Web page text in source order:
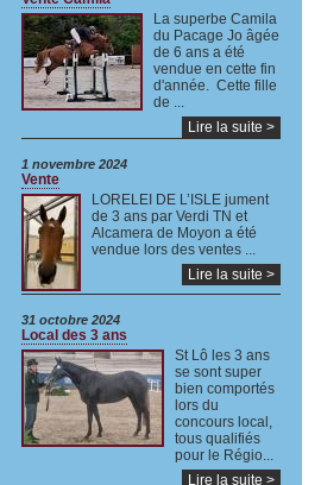
La superbe Camila
du Pacage Jo âgée
de 6 ans a été
vendue en cette fin
d'année. Cette fille
de ...
Lire la suite >
1 novembre 2024
Vente
LORELEI DE L’ISLE jument
de 3 ans par Verdi TN et
Alcamera de Moyon a été
vendue lors des ventes ...
Lire la suite >
31 octobre 2024
Local des 3 ans
St Lô les 3 ans
se sont super
bien comportés
lors du
concours local,
tous qualifiés
pour le Régio...
Lire la suite >